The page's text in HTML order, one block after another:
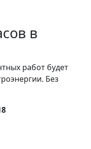
в
работ будет
Без